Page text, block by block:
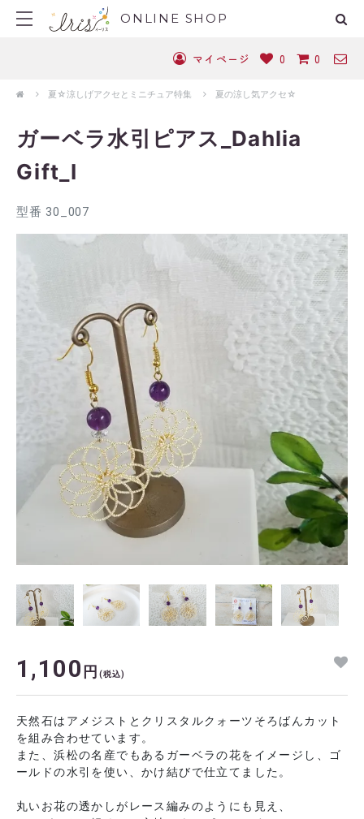
ONLINE SHOP
マイページ 0 0
夏☆涼しげアクセとミニチュア特集 夏の涼し気アクセ☆
ガーベラ水引ピアス_Dahlia
Gift_I
型番 30_007
1,100 円 (税込)
天然石はアメジストとクリスタルクォーツそろばんカット
を組み合わせています。
また、浜松の名産でもあるガーベラの花をイメージし、ゴ
ールドの水引を使い、かけ結びで仕立てました。
丸いお花の透かしがレース編みのようにも見え、